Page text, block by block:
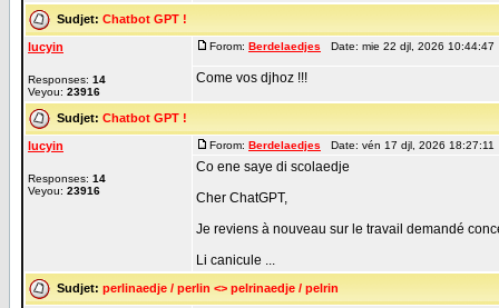
Sudjet: Chatbot GPT !
lucyin
Responses: 14
Veyou: 23916
Forom: Berdelaedjes Date: mie 22 djl, 2026
Come vos djhoz !!!
Sudjet: Chatbot GPT !
lucyin
Responses: 14
Veyou: 23916
Forom: Berdelaedjes Date: vén 17 djl, 2026
Co ene saye di scolaedje
Cher ChatGPT,
Je reviens à nouveau sur le travail demandé
Li canicule ...
Sudjet: perlinaedje / perlin <> pelrinaedje / pelrin